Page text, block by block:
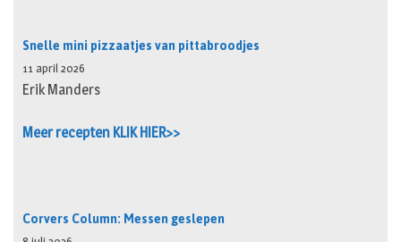
Snelle mini pizzaatjes van pittabroodjes
11 april 2026
Erik Manders
Meer recepten KLIK HIER>>
Corvers Column: Messen geslepen